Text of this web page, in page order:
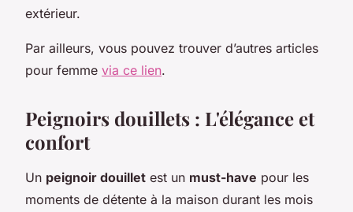
extérieur.
Par ailleurs, vous pouvez trouver d’autres articles
pour femme via ce lien.
Peignoirs douillets : L'élégance et
confort
Un peignoir douillet est un must-have pour les
moments de détente à la maison durant les mois